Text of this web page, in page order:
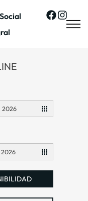
2026
2026